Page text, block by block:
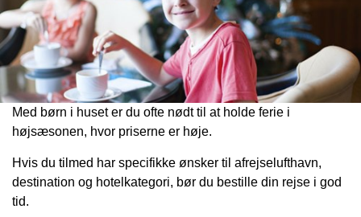
Med børn i huset er du ofte nødt til at holde ferie i
højsæsonen, hvor priserne er høje.
Hvis du tilmed har specifikke ønsker til afrejselufthavn,
destination og hotelkategori, bør du bestille din rejse i god
tid.